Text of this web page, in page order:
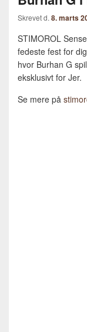
Skrevet d. 8. marts
STIMOROL
fedeste fest for
hvor Burhan G
eksklusivt for Jer.
Se mere på